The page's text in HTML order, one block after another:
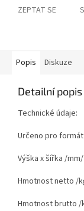
ZEPTAT SE
Popis Diskuze
Detailní
Technické údaje:
Určeno pro
Výška x šířka /
Hmotnost netto
Hmotnost brutto